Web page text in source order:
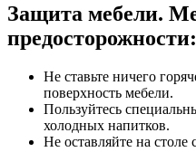
Защита мебели.
предосторожности:
Не ставьте ничего
поверхность мебели.
Пользуйтесь
холодных напитков.
Не оставляйте на столе